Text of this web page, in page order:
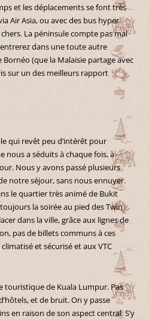
et les déplacements se font très
Air Asia, ou avec des bus hyper
La péninsule compte pas mal
dans une toute autre
Bornéo (que la Malaisie partage avec
sur un des meilleurs rapport
qui revêt peu d’intérêt pour
nous a séduits à chaque fois, à
Nous y avons passé plusieurs
notre séjour, sans nous ennuyer.
le quartier très animé de Bukit
la soirée au pied des Twin
dans la ville, grâce aux lignes de
pas de billets communs à ces
et sécurisé et aux VTC
touristique de Kuala Lumpur. Pas
et de bruit. On y passe
en raison de son aspect central. S’y